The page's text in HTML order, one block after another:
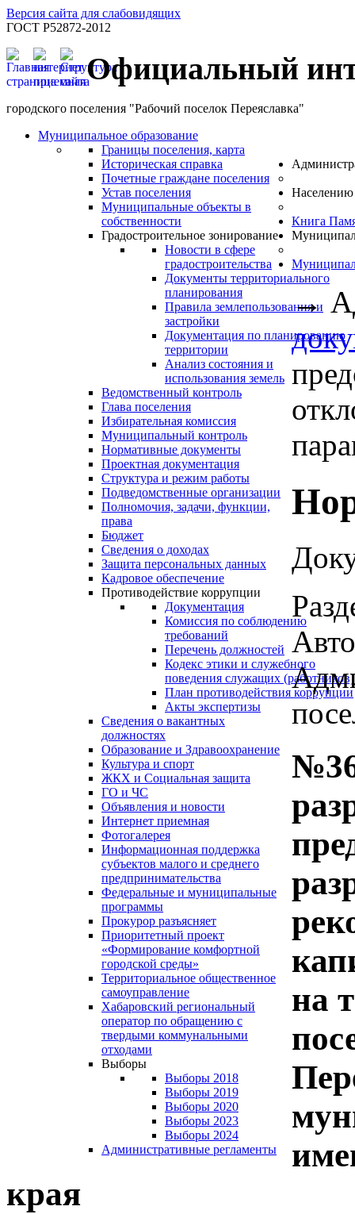
Версия сайта для слабовидящих
ГОСТ Р52872-2012
Официальный
городского поселения "Рабочий поселок Переяславка"
Муниципальное образование
Границы поселения, карта
Историческая справка
Почетные граждане поселения
Устав поселения
Муниципальные объекты в
собственности
Градостроительное зонирование
Новости в сфере
градостроительства
Документы территориального
планирования
Правила землепользования и
застройки
Документация по планированию
территории
Анализ состояния и
использования земель
Ведомственный контроль
Глава поселения
Избирательная комиссия
Муниципальный контроль
Нормативные документы
Проектная документация
Структура и режим работы
Подведомственные организации
Полномочия, задачи, функции,
права
Бюджет
Сведения о доходах
Защита персональных данных
Кадровое обеспечение
Противодействие коррупции
Документация
Комиссия по соблюдению
требований
Перечень должностей
Кодекс этики и служебного
поведения служащих (работников)
План противодействия коррупции
Акты экспертизы
Сведения о вакантных
должностях
Населению
Образование и Здравоохранение
Культура и спорт
ЖКХ и Социальная защита
ГО и ЧС
Объявления и новости
Интернет приемная
Фотогалерея
Информационная поддержка
субъектов малого и среднего
предпринимательства
Федеральные и муниципальные
программы
Прокурор разъясняет
Приоритетный проект
«Формирование комфортной
городской среды»
Территориальное общественное
самоуправление
Хабаровский региональный
оператор по обращению с
твердыми коммунальными
отходами
Выборы
Выборы 2018
Выборы 2019
Выборы 2020
Выборы 2023
Выборы 2024
Книга
Административные регламенты
→
на
края